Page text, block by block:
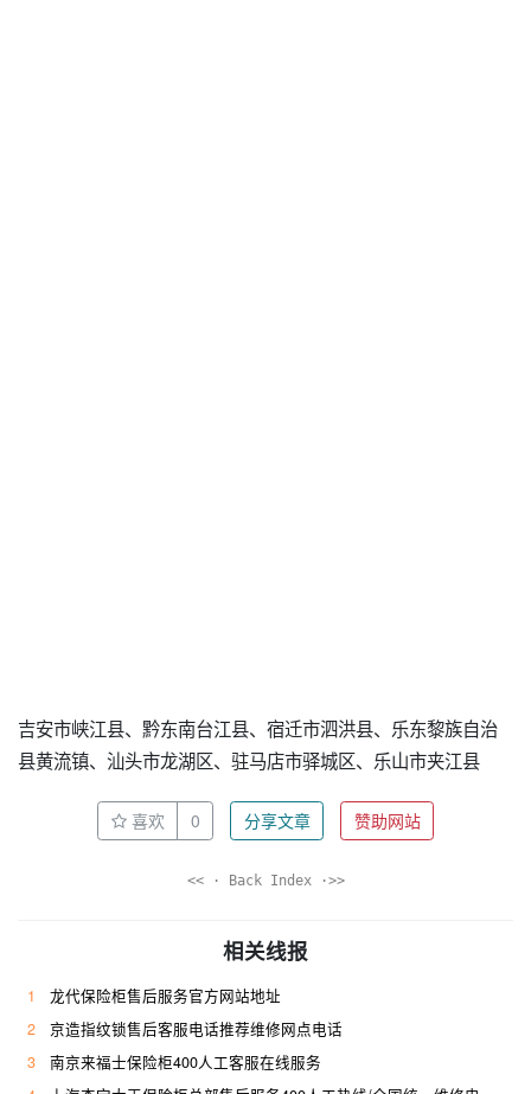
吉安市峡江县、黔东南台江县、宿迁市泗洪县、乐东黎族自治
县黄流镇、汕头市龙湖区、驻马店市驿城区、乐山市夹江县
喜欢 0 分享文章 赞助网站
<< · Back Index ·>>
相关线报
1
龙代保险柜售后服务官方网站地址
2
京造指纹锁售后客服电话推荐维修网点电话
3
南京来福士保险柜400人工客服在线服务